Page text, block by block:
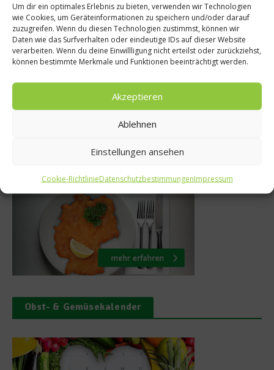
Um dir ein optimales Erlebnis zu bieten, verwenden wir Technologien
wie Cookies, um Geräteinformationen zu speichern und/oder darauf
zuzugreifen. Wenn du diesen Technologien zustimmst, können wir
Daten wie das Surfverhalten oder eindeutige IDs auf dieser Website
verarbeiten. Wenn du deine Einwillligung nicht erteilst oder zurückziehst,
können bestimmte Merkmale und Funktionen beeinträchtigt werden.
Akzeptieren
Ablehnen
Einstellungen ansehen
Cookie-RichtlinieDatenschutzbestimmungenImpressum
– Wein ist…
2013
Gastro &
Sant Antoni de
Ein
Obst- & Gemüsekalender